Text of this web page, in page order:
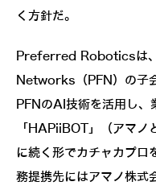
く方針だ。
Preferred Roboticsは
Networks（PFN）の子
PFNのAI技術を活用し、
「HAPiiBOT」（アマノ
に続く形でカチャカプ
務提携先にはアマノ株式